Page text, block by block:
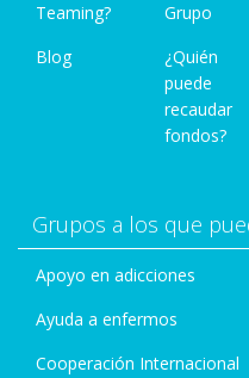
Teaming?
Blog
Grupo
¿Quién
puede
recaudar
fondos?
Grupos a los que
Apoyo en adicciones
Ayuda a enfermos
Cooperación Internacional